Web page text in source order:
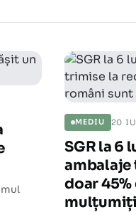
MEDIU 20
SGR la 6
ambalaje
doar
mulțumiți